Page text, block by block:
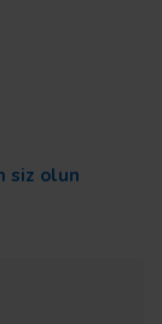
siz olun